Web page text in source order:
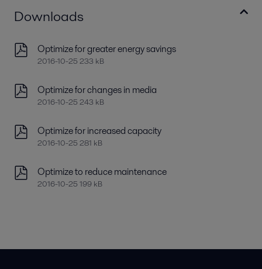
Downloads
Optimize for greater energy savings
2016-10-25 233 kB
Optimize for changes in media
2016-10-25 243 kB
Optimize for increased capacity
2016-10-25 281 kB
Optimize to reduce maintenance
2016-10-25 199 kB